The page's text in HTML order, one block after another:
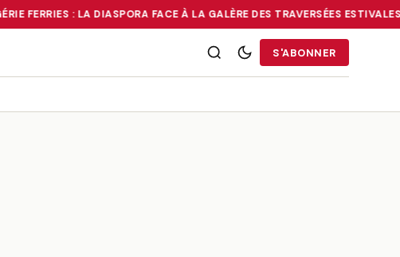
FERRIES : LA DIASPORA FACE À LA GALÈRE DES TRAVERSÉES ESTIVALES•
FERRIES : LA DIASPORA FACE À LA GALÈRE DES TRAVERSÉES
S'ABONNER